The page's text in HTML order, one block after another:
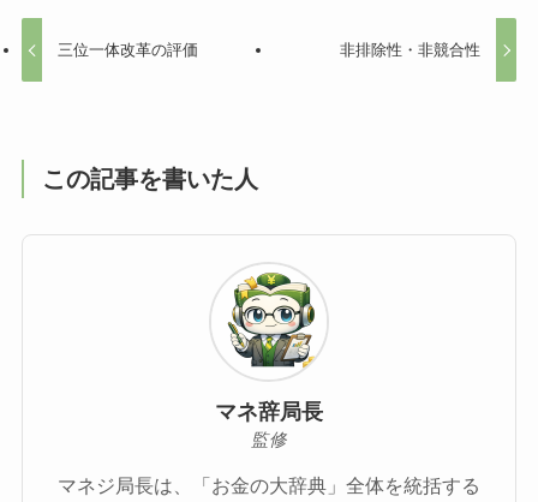
三位一体改革の評価 非排除性・非競合性
この記事を書いた人
マネ辞局長
監修
マネジ局長は、「お金の大辞典」全体を統括する